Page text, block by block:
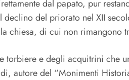
dal papato, pur
del priorato nel XII
chiesa, di cui non rimangono
torbiere e degli acquitrini che
autore del “Monimenti